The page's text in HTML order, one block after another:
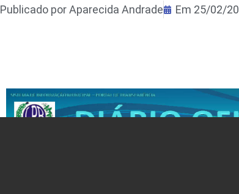
Publicado porAparecida Andrade Em 25/02/